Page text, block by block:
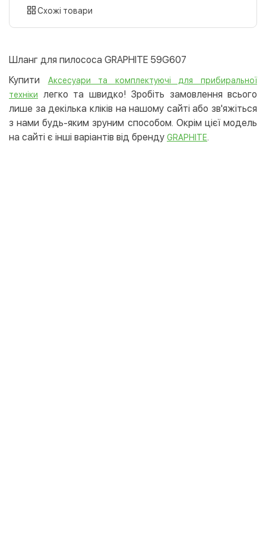
картою
LiqPay
Apple Pay
Google Pay
Безготівковий розрахунок
Оплата на карту юр.особи
Безкоштовно
Схожі товари
Шланг для пилососа GRAPHITE 59G607
Купити
Аксесуари та комплектуючі для прибиральної
техніки
легко та швидко! Зробіть замовлення всього
лише за декілька кліків на нашому сайті або зв'яжіться
з нами будь-яким зруним способом. Окрім цієї модель
на сайті є інші варіантів від бренду GRAPHITE.